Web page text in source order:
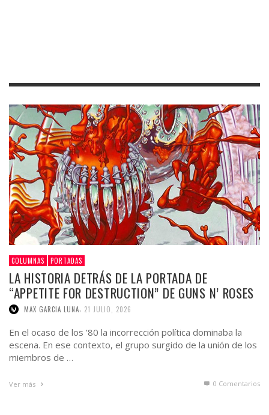
COLUMNAS PORTADAS
LA HISTORIA DETRÁS DE LA PORTADA DE
“APPETITE FOR DESTRUCTION” DE GUNS N’ ROSES
MAX GARCIA LUNA 21 JULIO, 2026
En el ocaso de los ’80 la incorrección política dominaba la
escena. En ese contexto, el grupo surgido de la unión de los
miembros de …
Ver más 0 Comentarios